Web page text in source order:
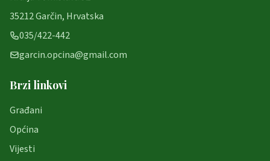
35212 Garčin, Hrvatska
035/422-442
garcin.opcina@gmail.com
Brzi linkovi
Građani
Općina
Vijesti